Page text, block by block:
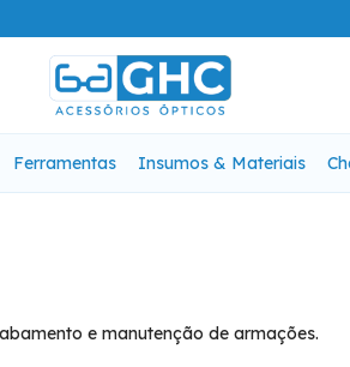
Ferramentas Insumos & Materiais
e manutenção de armações.